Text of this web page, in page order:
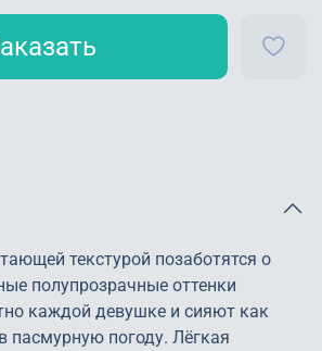
текстурой позаботятся о
полупрозрачные оттенки
каждой девушке и сияют как
пасмурную погоду. Лёгкая